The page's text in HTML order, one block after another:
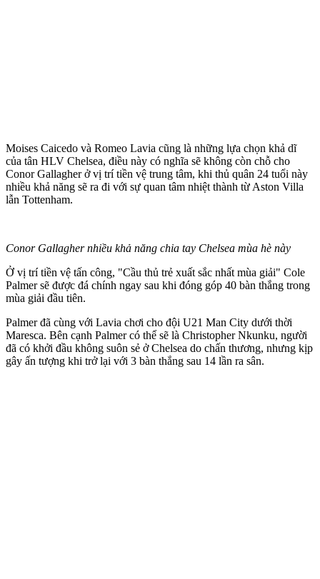
Moises Caicedo và Romeo Lavia cũng là những lựa chọn khả dĩ
của tân HLV Chelsea, điều này có nghĩa sẽ không còn chỗ cho
Conor Gallagher ở vị trí tiền vệ trung tâm, khi thủ quân 24 tuổi này
nhiều khả năng sẽ ra đi với sự quan tâm nhiệt thành từ Aston Villa
lẫn Tottenham.
Conor Gallagher nhiều khả năng chia tay Chelsea mùa hè này
Ở vị trí tiền vệ tấn công, "Cầu thủ trẻ xuất sắc nhất mùa giải" Cole
Palmer sẽ được đá chính ngay sau khi đóng góp 40 bàn thắng trong
mùa giải đầu tiên.
Palmer đã cùng với Lavia chơi cho đội U21 Man City dưới thời
Maresca. Bên cạnh Palmer có thể sẽ là Christopher Nkunku, người
đã có khởi đầu không suôn sẻ ở Chelsea do chấn thương, nhưng kịp
gây ấn tượng khi trở lại với 3 bàn thắng sau 14 lần ra sân.